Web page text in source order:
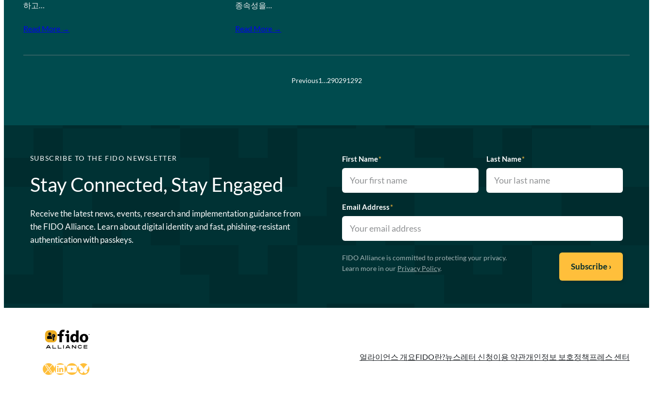
하고…
Read More →
종속성을…
Read More →
Previous1…290291292
SUBSCRIBE TO THE FIDO NEWSLETTER
Stay Connected, Stay Engaged
Receive the latest news, events, research and implementation guidance from
the FIDO Alliance. Learn about digital identity and fast, phishing-resistant
authentication with passkeys.
First Name* Last Name*
Email Address*
FIDO Alliance is committed to protecting your privacy.
Learn more in our Privacy Policy.
X LinkedIn
YouTube
Bluesky
얼라이언스 개요FIDO란?뉴스레터 신청이용 약관개인정보 보호정책 프레스 센터